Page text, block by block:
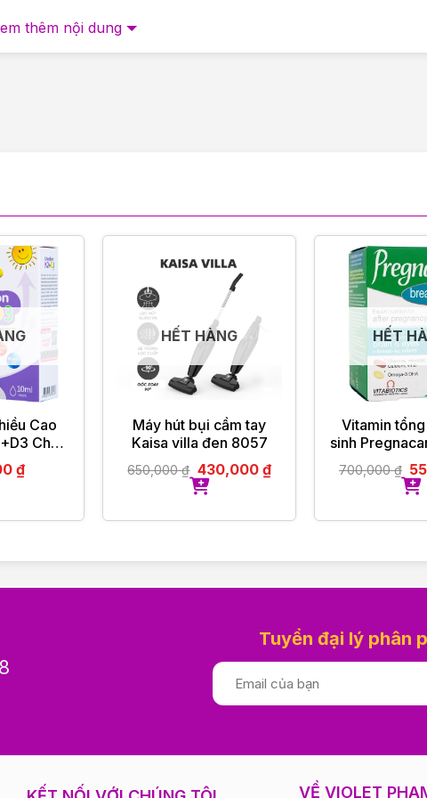
trong và sau khi sử dụng
uống đều đặn hàng ngày.
song.
LẮP
sản phẩm
thêm nội dung
Cao
Cho
₫
HẾT HÀNG
Máy hút bụi cầm tay
Kaisa villa đen 8057
650,000₫ 430,000 ₫
HẾT
Vitamin
sinh
feeding
700,000₫
Tuyển đại lý phân
VỀ VIOLET